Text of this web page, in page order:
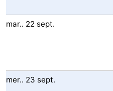
mar.. 22 sept.
mer.. 23 sept.